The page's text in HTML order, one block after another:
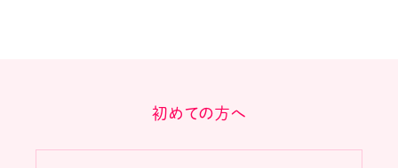
初めての方へ